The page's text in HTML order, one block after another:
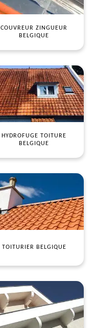
COUVREUR ZINGUEUR
BELGIQUE
HYDROFUGE TOITURE
BELGIQUE
TOITURIER BELGIQUE